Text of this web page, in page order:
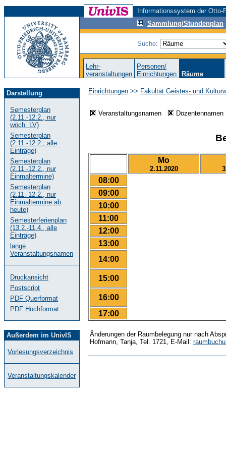
Informationssystem der
Sammlung/Stundenplan
Suche:
Lehr-
veranstaltungen
Personen/
Einrichtungen
Räume
Darstellung
Semesterplan
(2.11.-12.2., nur
wöch. LV)
Semesterplan
(2.11.-12.2., alle
Einträge)
Semesterplan
(2.11.-12.2., nur
Einmaltermine)
Semesterplan
(2.11.-12.2., nur
Einmaltermine ab
heute)
Semesterferienplan
(13.2.-11.4., alle
Einträge)
lange
Veranstaltungsnamen
Druckansicht
Postscript
PDF Querformat
PDF Hochformat
Außerdem im UnivIS
Vorlesungsverzeichnis
Veranstaltungskalender
Einrichtungen >> Fakultät Geistes- und
Veranstaltungsnamen
Mo
2.11.2020
08:00
09:00
10:00
11:00
12:00
13:00
14:00
15:00
16:00
17:00
Änderungen der Raumbelegung nur nach
Hofmann, Tanja, Tel. 1721, E-Mail: